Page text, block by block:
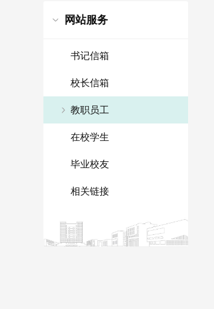
网站服务
书记信箱
校长信箱
教职员工
在校学生
毕业校友
相关链接